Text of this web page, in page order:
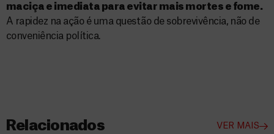
maciça e imediata para evitar mais mortes e fome.
A rapidez na ação é uma questão de sobrevivência, não de
conveniência política.
Relacionados VER MAIS